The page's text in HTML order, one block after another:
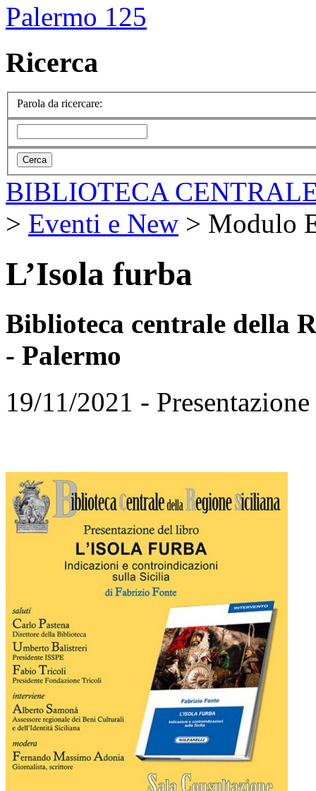
Palermo 125
Ricerca
Parola da ricercare:
BIBLIOTECA
> Eventi e New > Modulo
L’Isola furba
Biblioteca centrale della
- Palermo
19/11/2021 -